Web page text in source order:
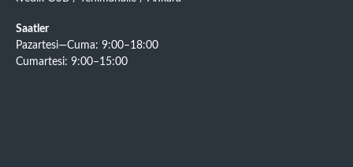
Saatler
Pazartesi—Cuma: 9:00–18:00
Cumartesi: 9:00–15:00